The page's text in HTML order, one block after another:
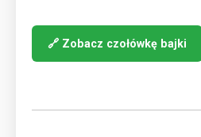
Zobacz czołówkę bajki